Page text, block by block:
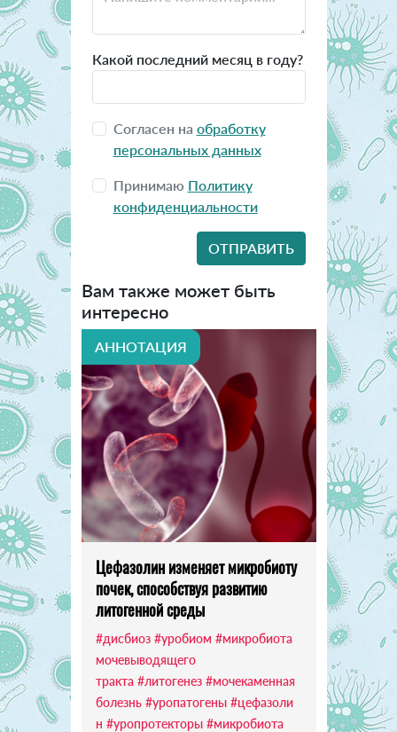
Какой последний месяц в году?
Согласен на обработку
персональных данных
Принимаю Политику
конфиденциальности
Вам также может быть
интересно
АННОТАЦИЯ
Цефазолин изменяет микробиоту
почек, способствуя развитию
литогенной среды
#дисбиоз #уробиом #микробиота
мочевыводящего
тракта #литогенез #мочекаменная
болезнь #уропатогены #цефазоли
н #уропротекторы #микробиота